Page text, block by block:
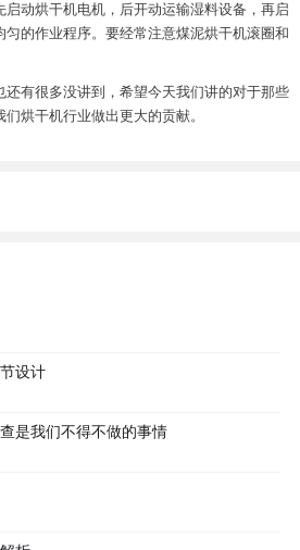
动烘干机电机，后开动运输湿料设备，再启
的作业程序。要经常注意煤泥烘干机滚圈和
还有很多没讲到，希望今天我们讲的对于那些
烘干机行业做出更大的贡献。
设计
是我们不得不做的事情